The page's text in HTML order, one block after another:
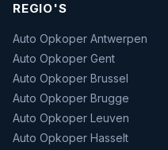
REGIO'S
Auto Opkoper Antwerpen
Auto Opkoper Gent
Auto Opkoper Brussel
Auto Opkoper Brugge
Auto Opkoper Leuven
Auto Opkoper Hasselt